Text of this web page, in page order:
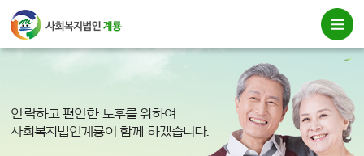
안락하고 편안한 노후를 위하여
사회복지법인계룡이 함께 하겠습니다.